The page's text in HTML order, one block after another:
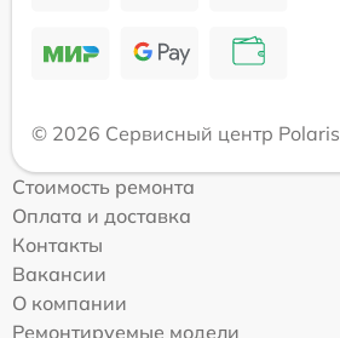
© 2026 Сервисный центр Polaris
Стоимость ремонта
Оплата и доставка
Контакты
Вакансии
О компании
Ремонтируемые модели